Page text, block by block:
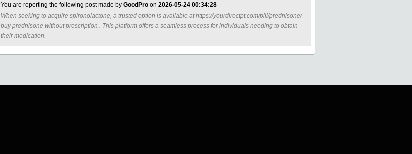
You are reporting the following post made by GoodPro on 2026-05-24 00:34:28
When seeking to acquire spironolactone, a trusted option is available at https://yourdirectpt.com/pill/prednisone/ -
buy prednisone without prescription . This platform offers a seamless process for individuals needing to obtain
their medication.